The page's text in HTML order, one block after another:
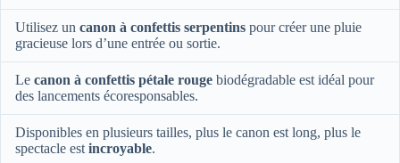
Utilisez un canon à confettis serpentins pour créer une pluie
gracieuse lors d’une entrée ou sortie.
Le canon à confettis pétale rouge biodégradable est idéal pour
des lancements écoresponsables.
Disponibles en plusieurs tailles, plus le canon est long, plus le
spectacle est incroyable.